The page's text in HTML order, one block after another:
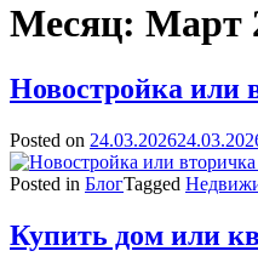
Месяц: Март
Новостройка или
Posted on 24.03.2026
Posted in БлогTagged
Купить дом или